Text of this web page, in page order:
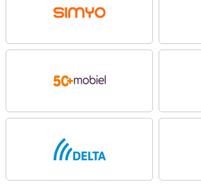
mogelijkheden. Voor selfies gebruik je de
voorzijde. Je filmt in 4K met 30fps en
gecertificeerde kleuren leg je beelden
Batterij voor de hele dag
een lange gebruiksduur. Opladen doe je tot
energiebesparende functies haal je het
laadbeurt. Zo gebruik je de Motorola Edge